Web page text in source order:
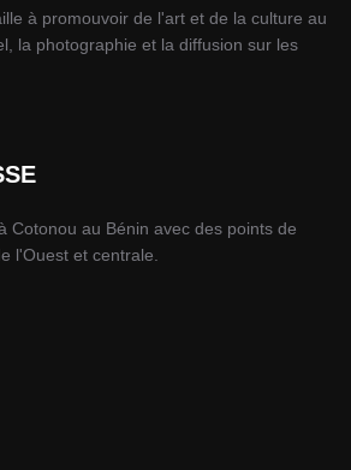
à promouvoir de l'art et de la culture au
la photographie et la diffusion sur les
Cotonou au Bénin avec des points de
l'Ouest et centrale.